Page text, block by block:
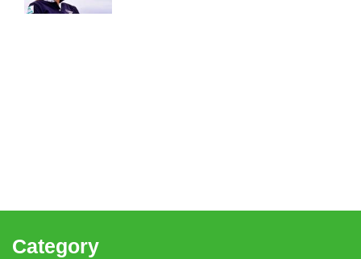
Category